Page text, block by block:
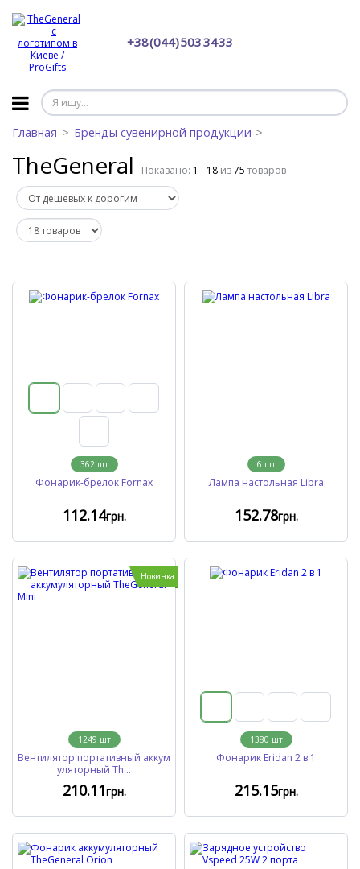
+38 (044) 503 34 33
Главная Бренды сувенирной продукции
TheGeneral Показано: 1 - 18 из75 товаров
362 шт
Фонарик-брелок Fornax
112.14грн.
6 шт
Лампа настольная Libra
152.78грн.
Новинка
1249 шт
Вентилятор портативный аккум
уляторный Th...
210.11грн.
1380 шт
Фонарик Eridan 2 в 1
215.15грн.